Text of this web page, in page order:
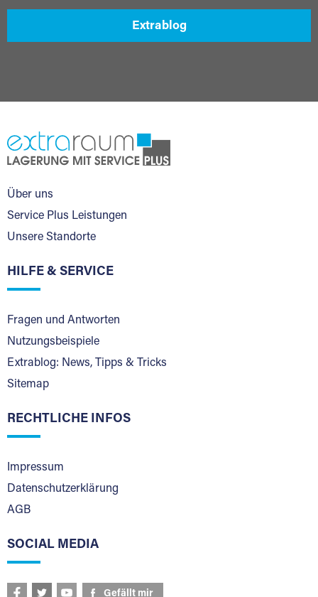
Extrablog
Über uns
Service Plus Leistungen
Unsere Standorte
HILFE & SERVICE
Fragen und Antworten
Nutzungsbeispiele
Extrablog: News, Tipps & Tricks
Sitemap
RECHTLICHE INFOS
Impressum
Datenschutzerklärung
AGB
SOCIAL MEDIA
Gefällt mir